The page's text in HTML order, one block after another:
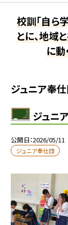
校訓「自ら
とに、地域
に動
ジュニア奉
ジュニ
公開日 2026/05/11
ジュニア奉仕団